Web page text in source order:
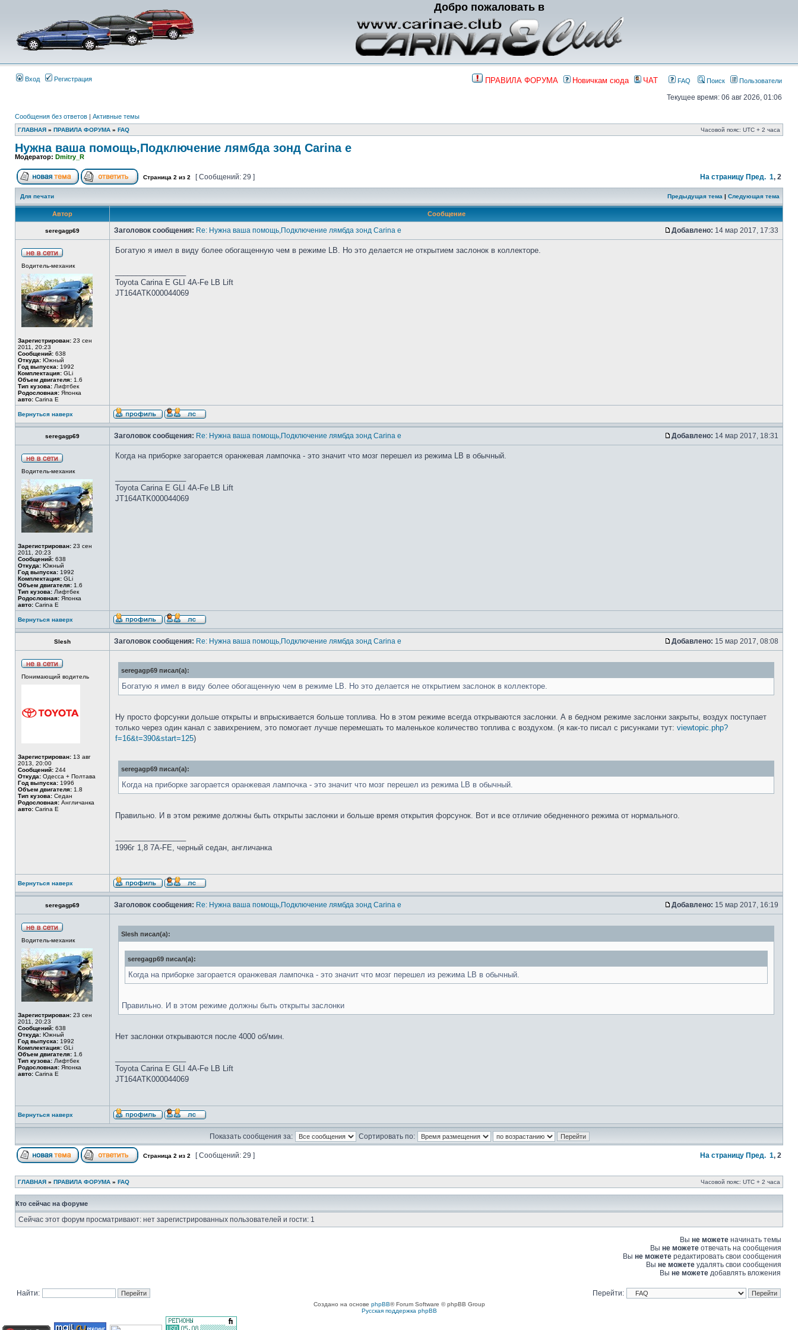
Добро пожаловать в
Вход Регистрация ПРАВИЛА ФОРУМА Новичкам сюда ЧАТ FAQ Поиск Пользователи
Текущее время: 06 авг 2026, 01:06
Сообщения без ответов | Активные темы
ГЛАВНАЯ » ПРАВИЛА ФОРУМА » FAQ Часовой пояс: UTC + 2 часа
Нужна ваша помощь,Подключение лямбда зонд Carina e
Модератор: Dmitry_R
Страница 2 из 2 [ Сообщений: 29 ] На страницу Пред. 1, 2
Для печати Предыдущая тема | Следующая тема
Автор Сообщение
seregagp69 Заголовок сообщения: Re: Нужна ваша помощь,Подключение лямбда зонд Carina e Добавлено: 14 мар 2017, 17:33
Водитель-механик
Зарегистрирован: 23 сен
2011, 20:23
Сообщений: 638
Откуда: Южный
Год выпуска: 1992
Комплектация: GLi
Объем двигателя: 1.6
Тип кузова: Лифтбек
Родословная: Японка
авто: Carina E
Богатую я имел в виду более обогащенную чем в режиме LB. Но это делается не открытием заслонок в коллекторе.
Toyota Carina E GLI 4A-Fe LB Lift
JT164ATK000044069
Вернуться наверх
seregagp69 Заголовок сообщения: Re: Нужна ваша помощь,Подключение лямбда зонд Carina e Добавлено: 14 мар 2017, 18:31
Водитель-механик
Зарегистрирован: 23 сен
2011, 20:23
Сообщений: 638
Откуда: Южный
Год выпуска: 1992
Комплектация: GLi
Объем двигателя: 1.6
Тип кузова: Лифтбек
Родословная: Японка
авто: Carina E
Когда на приборке загорается оранжевая лампочка - это значит что мозг перешел из режима LB в обычный.
Toyota Carina E GLI 4A-Fe LB Lift
JT164ATK000044069
Вернуться наверх
Slesh Заголовок сообщения: Re: Нужна ваша помощь,Подключение лямбда зонд Carina e Добавлено: 15 мар 2017, 08:08
Понимающий водитель
Зарегистрирован: 13 авг
2013, 20:00
Сообщений: 244
Откуда: Одесса + Полтава
Год выпуска: 1996
Объем двигателя: 1.8
Тип кузова: Седан
Родословная: Англичанка
авто: Carina E
seregagp69 писал(а):
Богатую я имел в виду более обогащенную чем в режиме LB. Но это делается не открытием заслонок в коллекторе.
Ну просто форсунки дольше открыты и впрыскивается больше топлива. Но в этом режиме всегда открываются заслонки. А в бедном режиме заслонки закрыты, воздух поступает
только через один канал с завихрением, это помогает лучше перемешать то маленькое количество топлива с воздухом. (я как-то писал с рисунками тут: viewtopic.php?
f=16&t=390&start=125)
seregagp69 писал(а):
Когда на приборке загорается оранжевая лампочка - это значит что мозг перешел из режима LB в обычный.
Правильно. И в этом режиме должны быть открыты заслонки и больше время открытия форсунок. Вот и все отличие обедненного режима от нормального.
1996г 1,8 7A-FE, черный седан, англичанка
Вернуться наверх
seregagp69 Заголовок сообщения: Re: Нужна ваша помощь,Подключение лямбда зонд Carina e Добавлено: 15 мар 2017, 16:19
Водитель-механик
Зарегистрирован: 23 сен
2011, 20:23
Сообщений: 638
Откуда: Южный
Год выпуска: 1992
Комплектация: GLi
Объем двигателя: 1.6
Тип кузова: Лифтбек
Родословная: Японка
авто: Carina E
Slesh писал(а):
seregagp69 писал(а):
Когда на приборке загорается оранжевая лампочка - это значит что мозг перешел из режима LB в обычный.
Правильно. И в этом режиме должны быть открыты заслонки
Нет заслонки открываются после 4000 об/мин.
Toyota Carina E GLI 4A-Fe LB Lift
JT164ATK000044069
Вернуться наверх
Показать сообщения за: Сортировать по:
Страница 2 из 2 [ Сообщений: 29 ] На страницу Пред. 1, 2
ГЛАВНАЯ » ПРАВИЛА ФОРУМА » FAQ Часовой пояс: UTC + 2 часа
Кто сейчас на форуме
Сейчас этот форум просматривают: нет зарегистрированных пользователей и гости: 1
Вы не можете начинать темы
Вы не можете отвечать на сообщения
Вы не можете редактировать свои сообщения
Вы не можете удалять свои сообщения
Вы не можете добавлять вложения
Найти: Перейти:
Создано на основе phpBB® Forum Software © phpBB Group
Русская поддержка phpBB